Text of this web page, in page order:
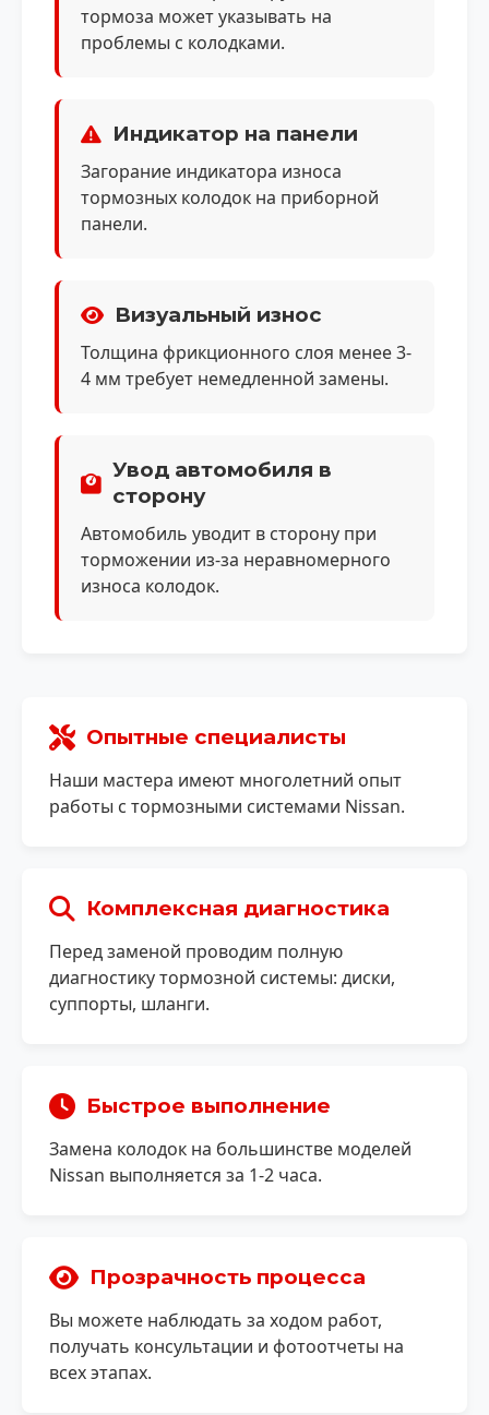
тормоза может указывать на
проблемы с колодками.
Индикатор на панели
Загорание индикатора износа
тормозных колодок на приборной
панели.
Визуальный износ
Толщина фрикционного слоя менее 3-
4 мм требует немедленной замены.
Увод автомобиля в
сторону
Автомобиль уводит в сторону при
торможении из-за неравномерного
износа колодок.
Опытные специалисты
Наши мастера имеют многолетний опыт
работы с тормозными системами Nissan.
Комплексная диагностика
Перед заменой проводим полную
диагностику тормозной системы: диски,
суппорты, шланги.
Быстрое выполнение
Замена колодок на большинстве моделей
Nissan выполняется за 1-2 часа.
Прозрачность процесса
Вы можете наблюдать за ходом работ,
получать консультации и фотоотчеты на
всех этапах.